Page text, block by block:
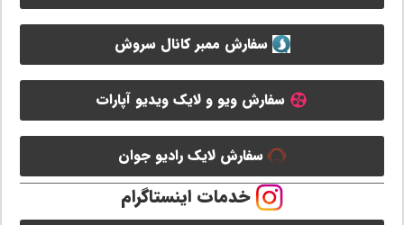
سفارش ممبر کانال سروش
سفارش ویو و لایک ویدیو آپارات
سفارش لایک رادیو جوان
خدمات اینستاگرام